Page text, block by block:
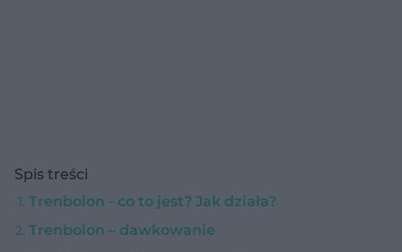
Spis treści
Trenbolon - co to jest? Jak działa?
Trenbolon – dawkowanie